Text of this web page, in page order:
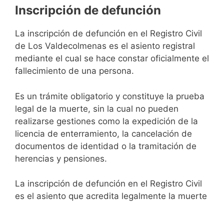
Inscripción de defunción
La inscripción de defunción en el Registro Civil
de Los Valdecolmenas es el asiento registral
mediante el cual se hace constar oficialmente el
fallecimiento de una persona.
Es un trámite obligatorio y constituye la prueba
legal de la muerte, sin la cual no pueden
realizarse gestiones como la expedición de la
licencia de enterramiento, la cancelación de
documentos de identidad o la tramitación de
herencias y pensiones.
La inscripción de defunción en el Registro Civil
es el asiento que acredita legalmente la muerte